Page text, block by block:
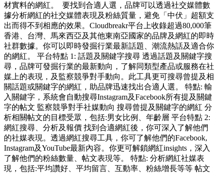
材實料的網紅。 要找到合適人選，品牌可以透過社交媒體數
據分析網紅的社交媒體表現及粉絲質量，避免「中伏」超額支
出而得不到相應的效果。Cloudbreakr平台上收錄超過80,000筆
香港、台灣、馬來西亞及其他東南亞國家的品牌及網紅的即時
社群數據。你可以即時發掘行業最新話題、潮流熱話及適合你
的網紅。 平台特點 1: 話題及關鍵字搜尋 透過話題及關鍵字搜
尋，品牌可發掘行業的最新動向，了解同類型產品或服務在社
媒上的表現，及監察競爭對手動向。此工具更可搜尋曾提及相
關話題或關鍵字的網紅，助品牌迅速找出合適人選。 特點: 輸
入關鍵字，系統會自動搜尋Instagram及Facebook所有提及關鍵
字的帖文 監察競爭對手社媒動向 搜尋曾提及關鍵字的網紅 分
析相關帖文的目標受眾，包括:男女比例、年齡層 平台特點 2:
網紅搜尋、分析及報價 找到合適網紅後，你可深入了解他們
的社媒表現。透過網紅搜尋工具，你可了解他們的Facebook,
Instagram及YouTube最新內容。你更可解鎖網紅insights，深入
了解他們的粉絲數量、帖文表現等。 特點: 分析網紅社媒表
現，包括:平均讚好、平均留言、互動率、粉絲增長等等 帖文